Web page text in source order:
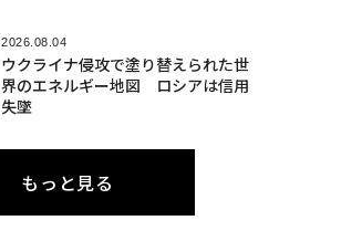
2026.08.04
ウクライナ侵攻で塗り替えられた世
界のエネルギー地図 ロシアは信用
失墜
もっと見る